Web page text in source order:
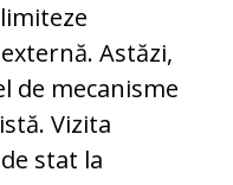
Astăzi,
de mecanisme
Vizita
stat la